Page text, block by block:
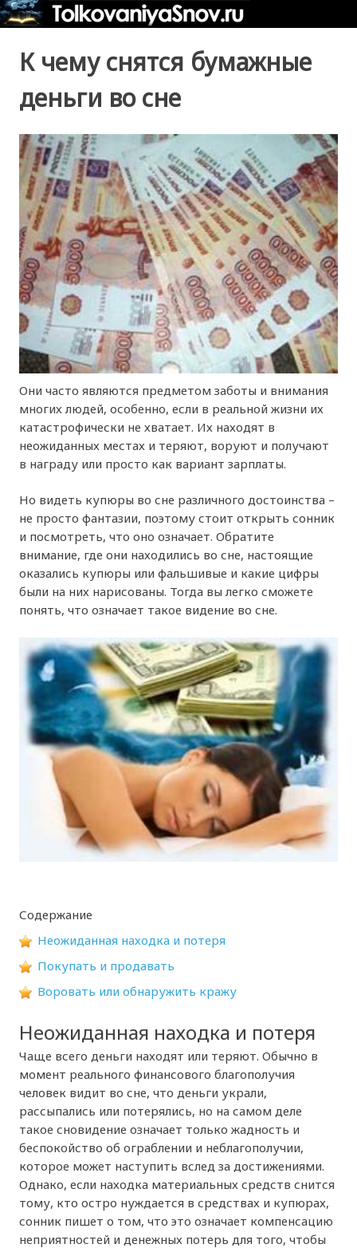
К чему снятся бумажные
деньги во сне
Они часто являются предметом заботы и внимания
многих людей, особенно, если в реальной жизни их
катастрофически не хватает. Их находят в
неожиданных местах и теряют, воруют и получают
в награду или просто как вариант зарплаты.
Но видеть купюры во сне различного достоинства –
не просто фантазии, поэтому стоит открыть сонник
и посмотреть, что оно означает. Обратите
внимание, где они находились во сне, настоящие
оказались купюры или фальшивые и какие цифры
были на них нарисованы. Тогда вы легко сможете
понять, что означает такое видение во сне.
Содержание
Неожиданная находка и потеря
Покупать и продавать
Воровать или обнаружить кражу
Неожиданная находка и потеря
Чаще всего деньги находят или теряют. Обычно в
момент реального финансового благополучия
человек видит во сне, что деньги украли,
рассыпались или потерялись, но на самом деле
такое сновидение означает только жадность и
беспокойство об ограблении и неблагополучии,
которое может наступить вслед за достижениями.
Однако, если находка материальных средств снится
тому, кто остро нуждается в средствах и купюрах,
сонник пишет о том, что это означает компенсацию
неприятностей и денежных потерь для того, чтобы